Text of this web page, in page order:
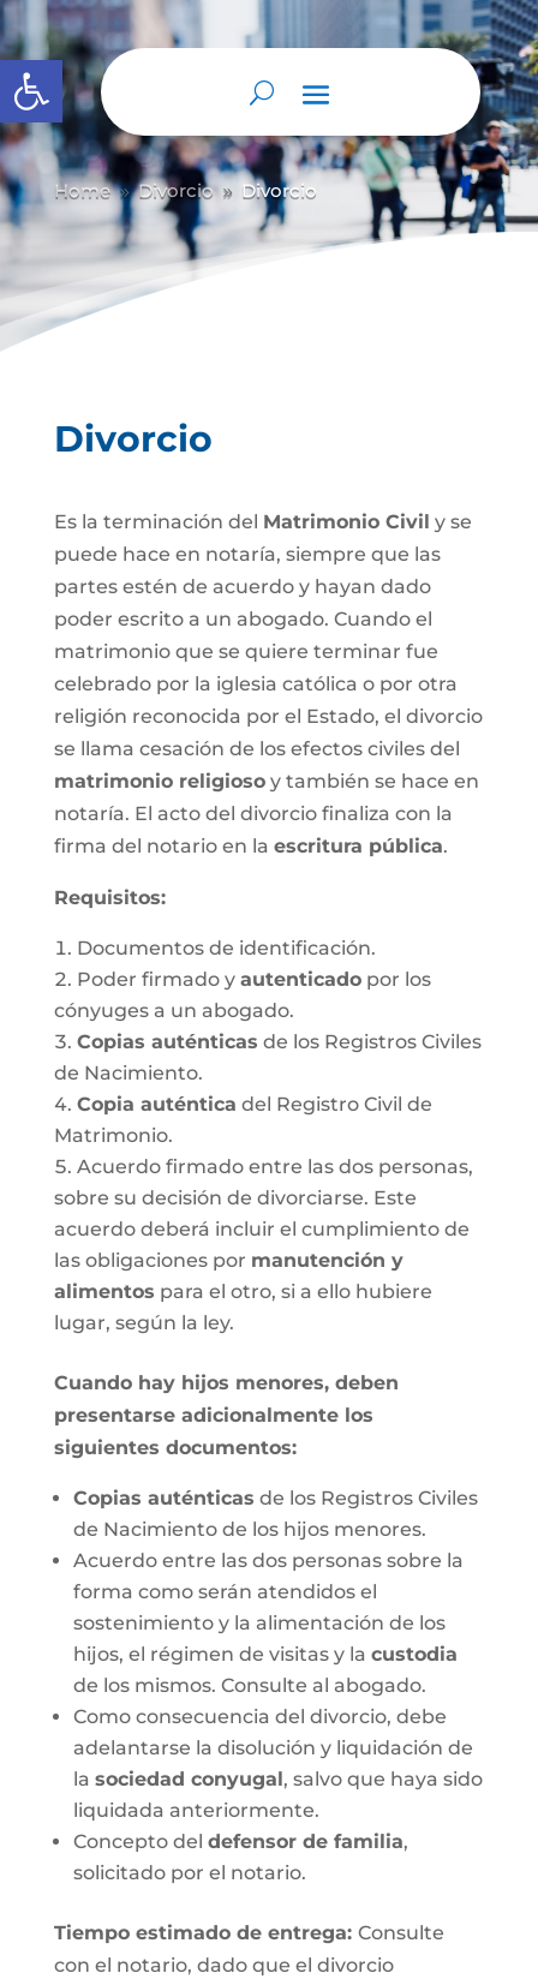
Abrir barra de herramientas
Home 9 Divorcio 9 Divorcio
Divorcio
Es la terminación del Matrimonio Civil y se
puede hace en notaría, siempre que las
partes estén de acuerdo y hayan dado
poder escrito a un abogado. Cuando el
matrimonio que se quiere terminar fue
celebrado por la iglesia católica o por otra
religión reconocida por el Estado, el divorcio
se llama cesación de los efectos civiles del
matrimonio religiosoy también se hace en
notaría. El acto del divorcio finaliza con la
firma del notario en la escritura pública.
Requisitos:
Documentos de identificación.
Poder firmado y autenticadopor los
cónyuges a un abogado.
Copias auténticas de los Registros Civiles
de Nacimiento.
Copia auténtica del Registro Civil de
Matrimonio.
Acuerdo firmado entre las dos personas,
sobre su decisión de divorciarse. Este
acuerdo deberá incluir el cumplimiento de
las obligaciones por manutención y
alimentos para el otro, si a ello hubiere
lugar, según la ley.
Cuando hay hijos menores, deben
presentarse adicionalmente los
siguientes documentos:
Copias auténticas de los Registros Civiles
de Nacimiento de los hijos menores.
Acuerdo entre las dos personas sobre la
forma como serán atendidos el
sostenimiento y la alimentación de los
hijos, el régimen de visitas y la custodia
de los mismos. Consulte al abogado.
Como consecuencia del divorcio, debe
adelantarse la disolución y liquidación de
la sociedad conyugal, salvo que haya sido
liquidada anteriormente.
Concepto del defensor de familia,
solicitado por el notario.
Tiempo estimado de entrega: Consulte
con el notario, dado que el divorcio